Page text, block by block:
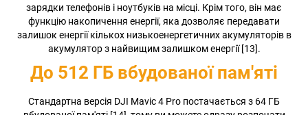
зарядки телефонів і ноутбуків на місці. Крім того, він має
функцію накопичення енергії, яка дозволяє передавати
залишок енергії кількох низькоенергетичних акумуляторів в
акумулятор з найвищим залишком енергії [13].
До 512 ГБ вбудованої пам'яті
Стандартна версія DJI Mavic 4 Pro постачається з 64 ГБ